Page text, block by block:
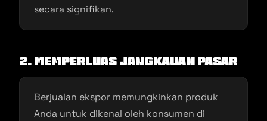
secara signifikan.
2. Memperluas Jangkauan Pasar
Berjualan ekspor memungkinkan produk
Anda untuk dikenal oleh konsumen di